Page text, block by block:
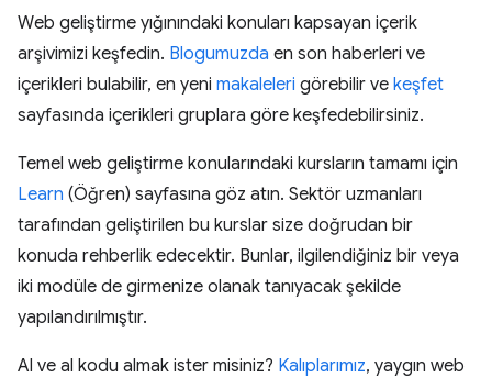
Web geliştirme yığınındaki konuları kapsayan içerik
arşivimizi keşfedin. Blogumuzda en son haberleri ve
içerikleri bulabilir, en yeni makaleleri görebilir ve keşfet
sayfasında içerikleri gruplara göre keşfedebilirsiniz.
Temel web geliştirme konularındaki kursların tamamı için
Learn (Öğren) sayfasına göz atın. Sektör uzmanları
tarafından geliştirilen bu kurslar size doğrudan bir
konuda rehberlik edecektir. Bunlar, ilgilendiğiniz bir veya
iki modüle de girmenize olanak tanıyacak şekilde
yapılandırılmıştır.
Al ve al kodu almak ister misiniz? Kalıplarımız, yaygın web